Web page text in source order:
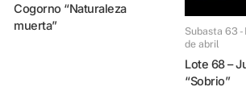
Cogorno “Naturaleza
muerta”
Subasta 63 - ESPECIAL 18
de abril
Lote 68 – Juan Lascano
“Sobrio”